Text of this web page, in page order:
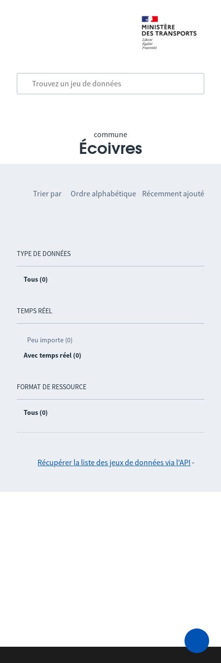
commune
Écoivres
TYPE DE DONNÉES
Tous (0)
TEMPS RÉEL
Peu importe (0)
Avec temps réel (0)
FORMAT DE RESSOURCE
Tous (0)
Trier par Ordre alphabétique Récemment ajouté
Récupérer la liste des jeux de données via l'API -